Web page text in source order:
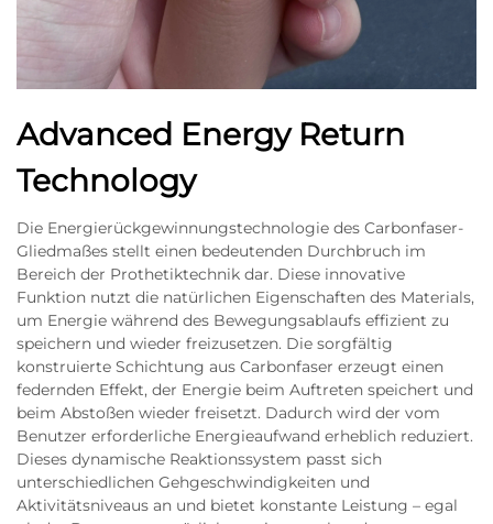
Advanced Energy Return
Technology
Die Energierückgewinnungstechnologie des Carbonfaser-
Gliedmaßes stellt einen bedeutenden Durchbruch im
Bereich der Prothetiktechnik dar. Diese innovative
Funktion nutzt die natürlichen Eigenschaften des Materials,
um Energie während des Bewegungsablaufs effizient zu
speichern und wieder freizusetzen. Die sorgfältig
konstruierte Schichtung aus Carbonfaser erzeugt einen
federnden Effekt, der Energie beim Auftreten speichert und
beim Abstoßen wieder freisetzt. Dadurch wird der vom
Benutzer erforderliche Energieaufwand erheblich reduziert.
Dieses dynamische Reaktionssystem passt sich
unterschiedlichen Gehgeschwindigkeiten und
Aktivitätsniveaus an und bietet konstante Leistung – egal